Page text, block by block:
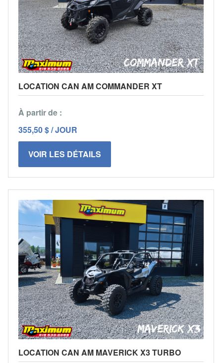
LOCATION CAN AM COMMANDER XT
À partir de :
355,50 $ / JOUR
VOIR LES DÉTAILS
LOCATION CAN AM MAVERICK X3 TURBO